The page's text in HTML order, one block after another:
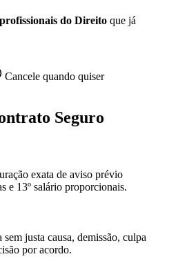
do Direito que já
Cancele quando quiser
Seguro
exata de aviso prévio
e 13º salário proporcionais.
sem justa causa, demissão, culpa
por acordo.